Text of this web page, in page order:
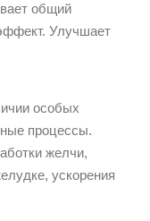
общий
Улучшает
особых
процессы.
желчи,
ускорения